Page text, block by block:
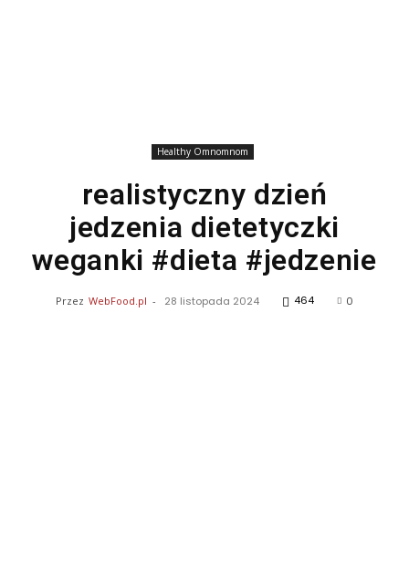
Healthy Omnomnom
realistyczny dzień
jedzenia dietetyczki
weganki #dieta #jedzenie
Przez WebFood.pl - 28 listopada 2024 464 0